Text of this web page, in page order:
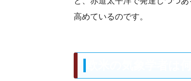
高めているのです。